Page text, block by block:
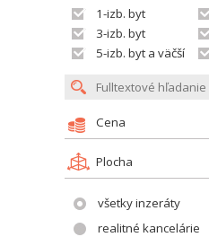
1-izb. byt
3-izb. byt
5-izb. byt a väčší
Cena
Plocha
všetky inzeráty
realitné kancelárie